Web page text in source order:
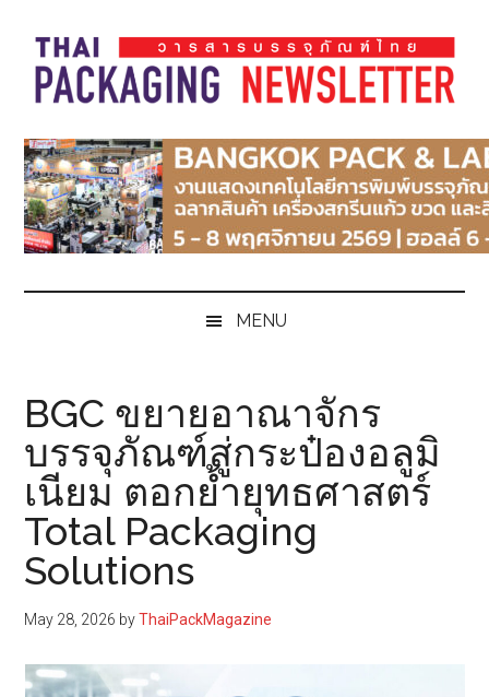
main
content
secondary
menu
primary
sidebar
footer
Thai
Pack
Magazine
Pack
Magazine
MENU
BGC ขยายอาณาจักร
บรรจุภัณฑ์สู่กระป๋องอลูมิ
เนียม ตอกย้ำยุทธศาสตร์
Total Packaging
Solutions
May 28, 2026 byThaiPackMagazine